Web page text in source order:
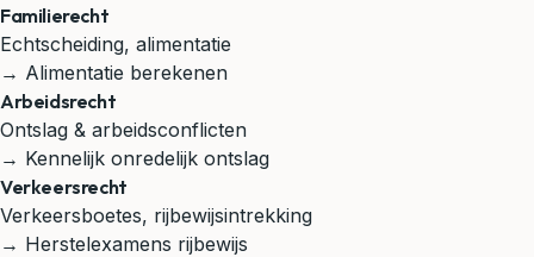
Familierecht
Echtscheiding, alimentatie
→ Alimentatie berekenen
Arbeidsrecht
Ontslag & arbeidsconflicten
→ Kennelijk onredelijk ontslag
Verkeersrecht
Verkeersboetes, rijbewijsintrekking
→ Herstelexamens rijbewijs